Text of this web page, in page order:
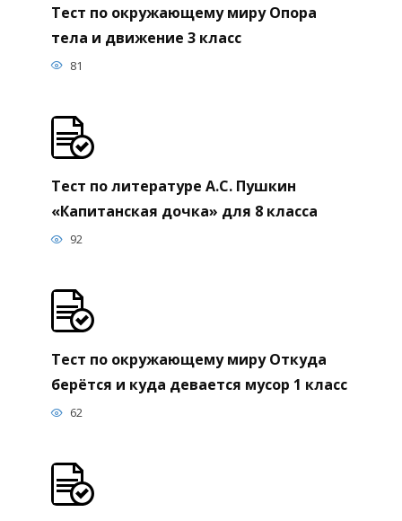
Тест по окружающему миру Опора
тела и движение 3 класс
81
Тест по литературе А.С. Пушкин
«Капитанская дочка» для 8 класса
92
Тест по окружающему миру Откуда
берётся и куда девается мусор 1 класс
62